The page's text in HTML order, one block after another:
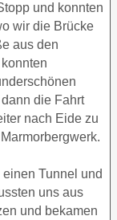
und konnten
wir die Brücke
aus den
die Fahrt
nach Eide zu
Tunnel und
uns aus
und bekamen